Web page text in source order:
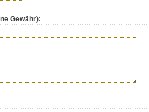
Gewähr):